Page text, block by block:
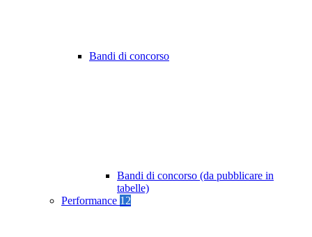
Bandi di concorso
Bandi di concorso (da pubblicare in
tabelle)
Performance 12